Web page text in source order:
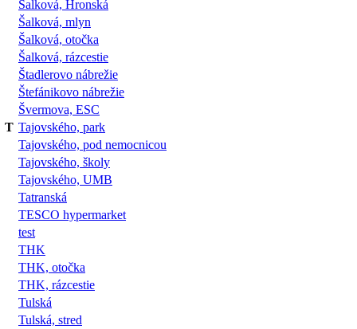
Šalková, Hronská
Šalková, mlyn
Šalková, otočka
Šalková, rázcestie
Štadlerovo nábrežie
Štefánikovo nábrežie
Švermova, ESC
T Tajovského, park
Tajovského, pod nemocnicou
Tajovského, školy
Tajovského, UMB
Tatranská
TESCO hypermarket
test
THK
THK, otočka
THK, rázcestie
Tulská
Tulská, stred